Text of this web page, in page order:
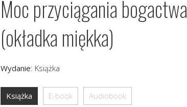
Moc przyciągania bogactwa
(okładka miękka)
Wydanie: Książka
Książka E-book Audiobook